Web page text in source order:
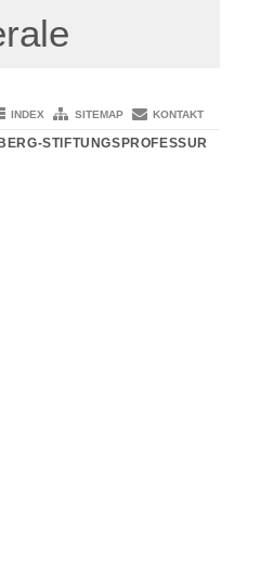
INDEX SITEMAP KONTAKT
STIFTUNGSPROFESSUR